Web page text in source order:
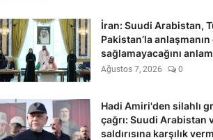
İran: Suudi Arabistan,
Pakistan’la
sağlamayacağını
Ağustos 7, 2026 0
Hadi Amiri'den silahlı
çağrı: Suudi Arabistan
saldırısına karşılık